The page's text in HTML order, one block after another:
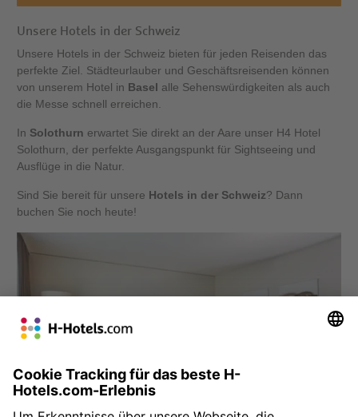
Unsere Hotels in der Schweiz
Unsere Hotels in der Schweiz bieten für jeden Reisenden das
perfekte Ziel. Städteurlauber und Geschäftsreisenden können
von unserem Hotel in Basel alle Sehenswürdigkeiten als auch
die Messe schnell erreichen.
In Solothurn erwartet Sie direkt an der Aare unser H4 Hotel
Solothurn, der perfekte Ausgangspunkt für Sightseeing und
Ausflüge in die Natur.
Sind Sie bereit für unsere Hotels in der Schweiz? Dann
buchen Sie noch heute!